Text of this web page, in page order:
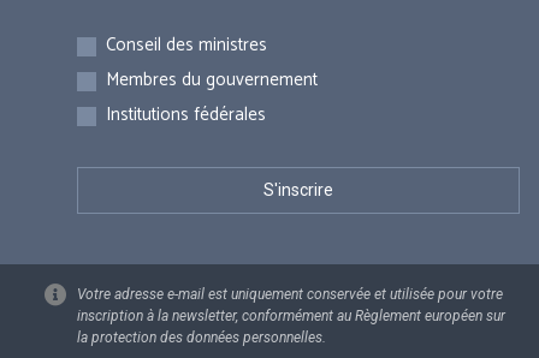
Inscriptions
Conseil des ministres
Membres du gouvernement
Institutions fédérales
Votre adresse e-mail est uniquement conservée et utilisée pour votre
inscription à la newsletter, conformément au Règlement européen sur
la protection des données personnelles.